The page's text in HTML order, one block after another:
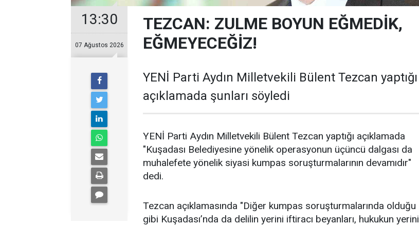
13:30
07 Ağustos 2026
TEZCAN: ZULME BOYUN EĞMEDİK,
EĞMEYECEĞİZ!
YENİ Parti Aydın Milletvekili Bülent Tezcan yaptığı
açıklamada şunları söyledi
YENİ Parti Aydın Milletvekili Bülent Tezcan yaptığı açıklamada
"Kuşadası Belediyesine yönelik operasyonun üçüncü dalgası da
muhalefete yönelik siyasi kumpas soruşturmalarının devamıdır"
dedi.
Tezcan açıklamasında "Diğer kumpas soruşturmalarında olduğu
gibi Kuşadası’nda da delilin yerini iftiracı beyanları, hukukun yerini